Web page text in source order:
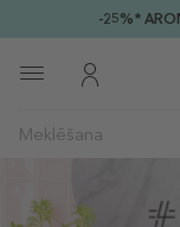
-25%*